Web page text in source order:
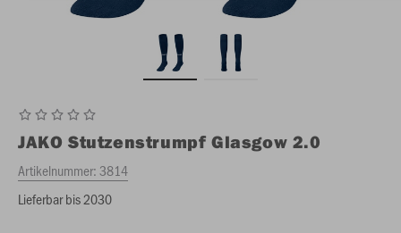
JAKO Stutzenstrumpf Glasgow 2.0
Artikelnummer:3814
Lieferbar bis 2030